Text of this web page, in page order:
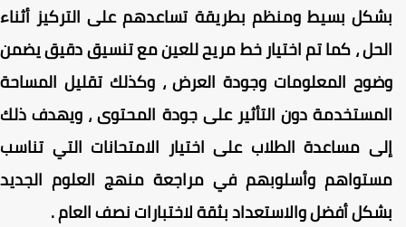
بسيط ومنظم بطريقة تساعدهم على التركيز أثناء
، كما تم اختيار خط مريح للعين مع تنسيق دقيق يضمن
المعلومات وجودة العرض ، وكذلك تقليل المساحة
دون التأثير على جودة المحتوى ، ويهدف ذلك
مساعدة الطلاب على اختيار الامتحانات التي تناسب
وأسلوبهم في مراجعة منهج العلوم الجديد
أفضل والاستعداد بثقة لاختبارات نصف العام .